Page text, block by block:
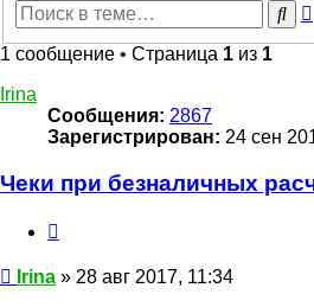
1 сообщение • Страница 1 из 1
Irina
Сообщения: 2867
Зарегистрирован: 24 сен
Чеки при безналичных
Сообщение
Irina » 28 авг 2017, 11:34